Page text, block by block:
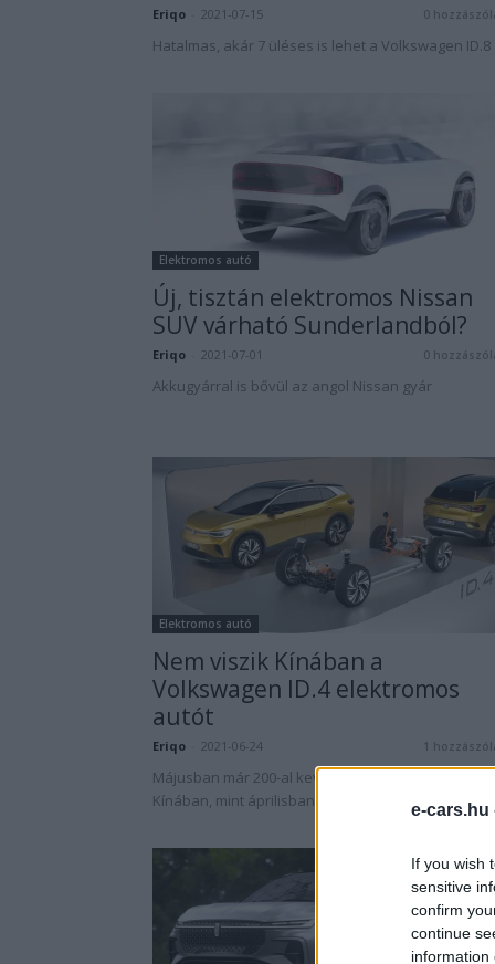
e-cars.hu
If you wish
sensitive
confirm
continue
information
Eriqo 2021-07-15 0
Hatalmas, akár 7 üléses is lehet a Volkswagen ID.8
Elektromos autó
Új, tisztán elektromos Nissan
SUV várható Sunderlandból?
Eriqo 2021-07-01 0
Akkugyárral is bővül az angol Nissan gyár
Elektromos autó
Nem viszik Kínában a
Volkswagen ID.4 elektromos
autót
Eriqo 2021-06-24 1
Májusban már 200-al kevesebb ID.4-et adtak el
Kínában, mint áprilisban.